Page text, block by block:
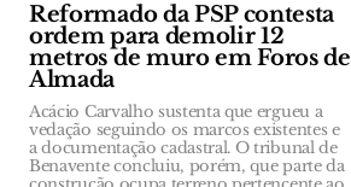
Reformado da PSP contesta
ordem para demolir 12
metros de muro em Foros de
Almada
Acácio Carvalho sustenta que ergueu a
vedação seguindo os marcos existentes e
a documentação cadastral. O tribunal de
Benavente concluiu, porém, que parte da